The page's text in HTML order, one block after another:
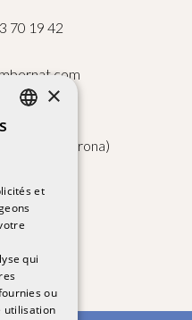
70 19 42
5
d'Aro (Girona)
FRENCH
ENGLISH
×
et
qui
ou
utilisation